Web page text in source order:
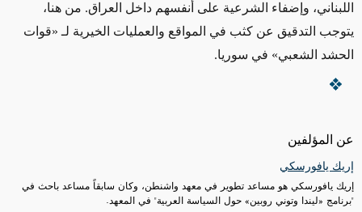
عن المؤلفين
إريك يافورسكي
إريك يافورسكي هو مساعد تطوير في معهد واشنطن، وكان سابقاً مساعد باحث في
"برنامج «ليندا وتوني روبين» حول السياسة العربية" في المعهد.
اللبناني، وإضفاء الشرعية على أنفسهم داخل العراق. من هنا،
يتوجب التدقيق عن كثب في المواقع والعمليات الخيرية لـ «قوات
الحشد الشعبي» في سوريا.